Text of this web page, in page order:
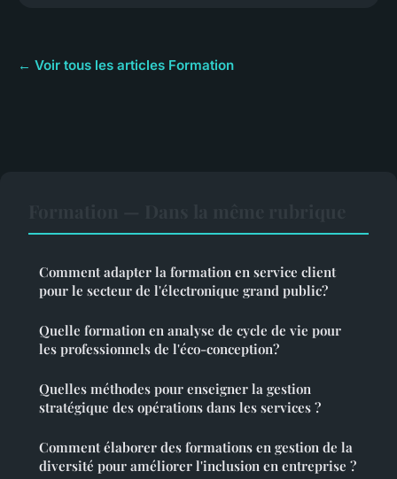
← Voir tous les articles Formation
Comment adapter la formation en service client
pour le secteur de l'électronique grand public?
Quelle formation en analyse de cycle de vie pour
les professionnels de l'éco-conception?
Quelles méthodes pour enseigner la gestion
stratégique des opérations dans les services ?
Comment élaborer des formations en gestion de la
diversité pour améliorer l'inclusion en entreprise ?